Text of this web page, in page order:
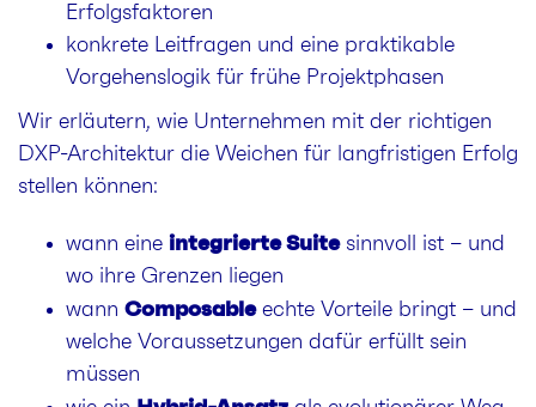
Erfolgsfaktoren
konkrete Leitfragen und eine praktikable
Vorgehenslogik für frühe Projektphasen
Wir erläutern, wie Unternehmen mit der richtigen
DXP-Architektur die Weichen für langfristigen Erfolg
stellen können:
wann eine integrierte Suitesinnvoll ist – und
wo ihre Grenzen liegen
wann Composableechte Vorteile bringt – und
welche Voraussetzungen dafür erfüllt sein
müssen